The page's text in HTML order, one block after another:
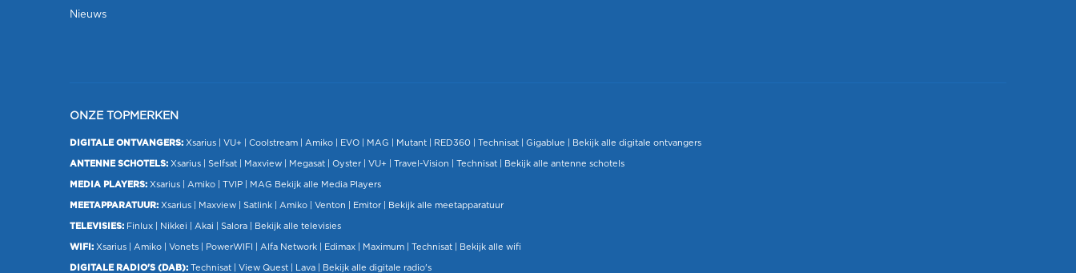
Nieuws
ONZE TOPMERKEN
DIGITALE ONTVANGERS: Xsarius VU+ | Coolstream | Amiko EVO MAG Mutant | RED360 | Technisat Gigablue Bekijk alle digitale ontvangers
ANTENNE SCHOTELS: Xsarius Selfsat Maxview Megasat | Oyster | VU+ Travel-Vision Technisat Bekijk alle antenne schotels
MEDIA PLAYERS: Xsarius Amiko TVIP MAG Bekijk alle Media Players
MEETAPPARATUUR: Xsarius Maxview Satlink Amiko Venton Emitor Bekijk alle meetapparatuur
TELEVISIES: Finlux | Nikkei | Akai Salora Bekijk alle televisies
WIFI: Xsarius Amiko Vonets PowerWIFI Alfa Network Edimax | Maximum | Technisat Bekijk alle wifi
DIGITALE RADIO'S (DAB): Technisat View Quest Lava Bekijk alle digitale radio's